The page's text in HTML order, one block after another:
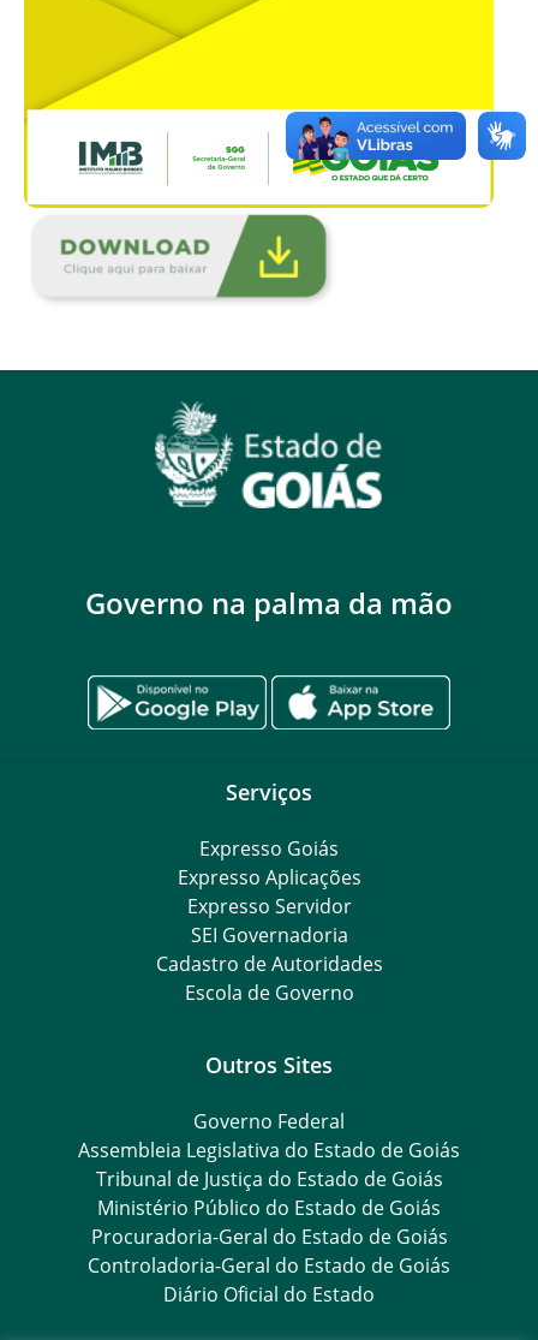
Governo na palma da mão
Serviços
Expresso Goiás
Expresso Aplicações
Expresso Servidor
SEI Governadoria
Cadastro de Autoridades
Escola de Governo
Outros Sites
Governo Federal
Assembleia Legislativa do Estado de Goiás
Tribunal de Justiça do Estado de Goiás
Ministério Público do Estado de Goiás
Procuradoria-Geral do Estado de Goiás
Controladoria-Geral do Estado de Goiás
Diário Oficial do Estado